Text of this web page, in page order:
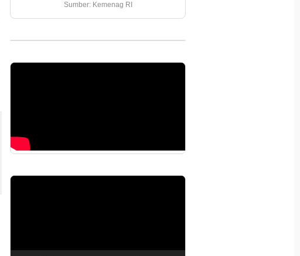
Sumber: Kemenag RI
Pemutar